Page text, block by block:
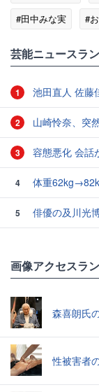
#田中みな実
#
芸能ニュースラ
1 池田直人 佐藤
2 山崎怜奈、突
3 容態悪化 会話
4 体重
5
俳優の及川光
画像アクセスラ
森喜朗氏
性被害者